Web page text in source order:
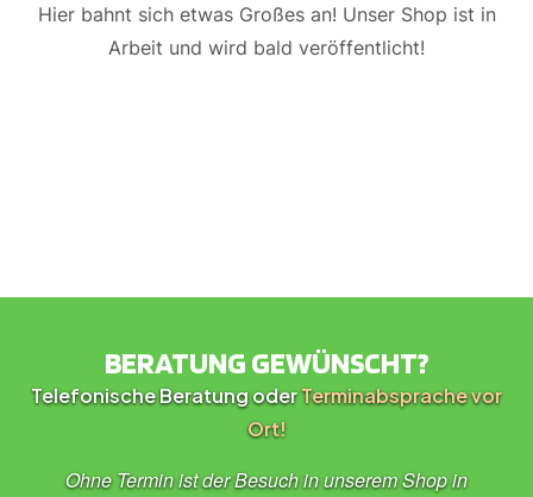
Hier bahnt sich etwas Großes an! Unser Shop ist in
Arbeit und wird bald veröffentlicht!
BERATUNG GEWÜNSCHT?
Telefonische Beratung oderTerminabsprache vor
Ort!
Ohne Termin ist der Besuch in unserem Shop in